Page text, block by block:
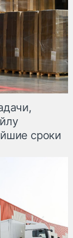
сроки